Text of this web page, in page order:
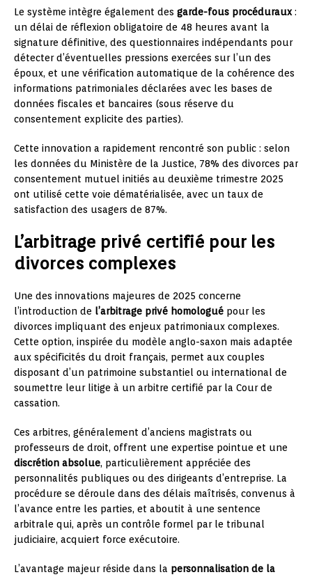
Le système intègre également des garde-fous procéduraux:
un délai de réflexion obligatoire de 48 heures avant la
signature définitive, des questionnaires indépendants pour
détecter d’éventuelles pressions exercées sur l’un des
époux, et une vérification automatique de la cohérence des
informations patrimoniales déclarées avec les bases de
données fiscales et bancaires (sous réserve du
consentement explicite des parties).
Cette innovation a rapidement rencontré son public : selon
les données du Ministère de la Justice, 78% des divorces par
consentement mutuel initiés au deuxième trimestre 2025
ont utilisé cette voie dématérialisée, avec un taux de
satisfaction des usagers de 87%.
L’arbitrage privé certifié pour les
divorces complexes
Une des innovations majeures de 2025 concerne
l’introduction de l’arbitrage privé homologué pour les
divorces impliquant des enjeux patrimoniaux complexes.
Cette option, inspirée du modèle anglo-saxon mais adaptée
aux spécificités du droit français, permet aux couples
disposant d’un patrimoine substantiel ou international de
soumettre leur litige à un arbitre certifié par la Cour de
cassation.
Ces arbitres, généralement d’anciens magistrats ou
professeurs de droit, offrent une expertise pointue et une
discrétion absolue, particulièrement appréciée des
personnalités publiques ou des dirigeants d’entreprise. La
procédure se déroule dans des délais maîtrisés, convenus à
l’avance entre les parties, et aboutit à une sentence
arbitrale qui, après un contrôle formel par le tribunal
judiciaire, acquiert force exécutoire.
L’avantage majeur réside dans la personnalisation de la